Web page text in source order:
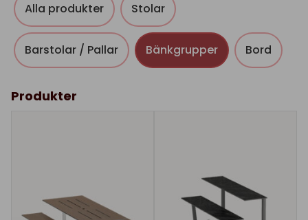
Alla produkter Stolar
Barstolar / Pallar Bänkgrupper Bord
Produkter